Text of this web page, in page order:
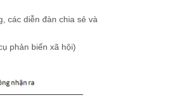
các diễn đàn chia sẻ và
phản biển xã hội)